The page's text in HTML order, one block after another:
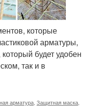
которые
арматуры,
будет удобен
так и в
арматура Защитная маска